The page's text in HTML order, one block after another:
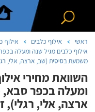
ראשי אילוף כלבים
אילוף
אילוף כלבים מגיל שנה ומעלה
משמעת בסיסית (שב, ארצה, אלי,
השוואת מחירי
ומעלה בכפר
ארצה, אלי, רגלי),